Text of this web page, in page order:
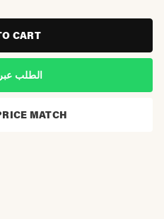
CART
الطلب
MATCH